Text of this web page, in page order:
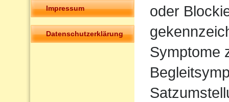
Impressum
Datenschutzerklärung
oder
Symptome